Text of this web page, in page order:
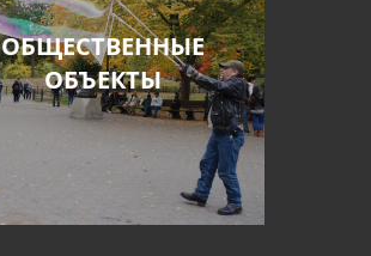
ОБЩЕСТВЕННЫЕ
ОБЪЕКТЫ